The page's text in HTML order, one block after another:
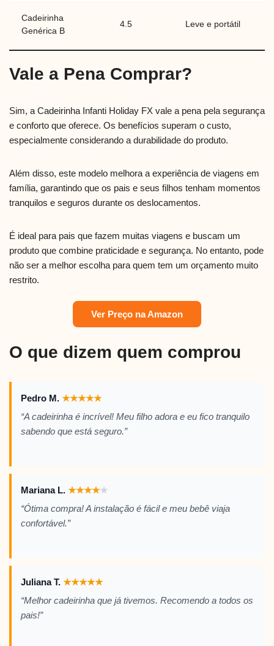
Cadeirinha
Genérica B
4.5 Leve e portátil
Vale a Pena Comprar?
Sim, a Cadeirinha Infanti Holiday FX vale a pena pela segurança
e conforto que oferece. Os benefícios superam o custo,
especialmente considerando a durabilidade do produto.
Além disso, este modelo melhora a experiência de viagens em
família, garantindo que os pais e seus filhos tenham momentos
tranquilos e seguros durante os deslocamentos.
É ideal para pais que fazem muitas viagens e buscam um
produto que combine praticidade e segurança. No entanto, pode
não ser a melhor escolha para quem tem um orçamento muito
restrito.
Ver Preço na Amazon
O que dizem quem comprou
Pedro M. ★★★★★
“A cadeirinha é incrível! Meu filho adora e eu fico tranquilo
sabendo que está seguro.”
Mariana L. ★★★★★
“Ótima compra! A instalação é fácil e meu bebê viaja
confortável.”
Juliana T. ★★★★★
“Melhor cadeirinha que já tivemos. Recomendo a todos os
pais!”